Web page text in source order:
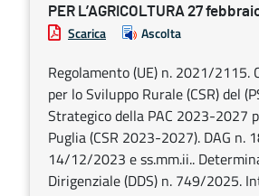
PER L’AGRICOLTURA 27
Scarica Ascolta
Regolamento (UE) n. 2021/2115.
per lo Sviluppo Rurale (CSR) del
Strategico della PAC 2023-2027
Puglia (CSR 2023-2027). DAG n.
14/12/2023 e ss.mm.ii..
Dirigenziale (DDS) n. 749/2025.